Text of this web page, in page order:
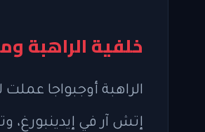
خلفية الراهبة
الراهبة أوجبواجا
إتش آر في